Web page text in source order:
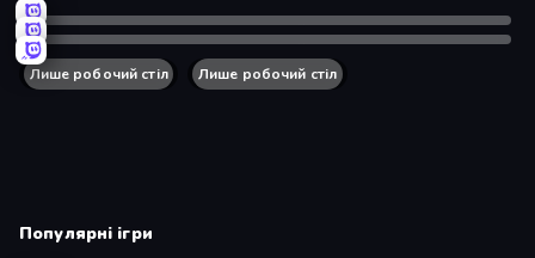
Лише робочий стіл
Лише робочий стіл
Лише робочий стіл
Bus Driving Simulator Лише робочий стіл
Seat Sorting Puzzle
Популярні ігри